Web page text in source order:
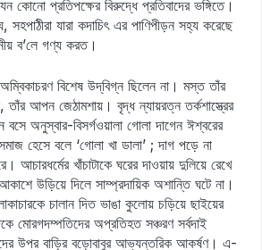
কোনো প্রতিপক্ষের বিরুদ্ধে প্রতিবাদের ভঙ্গিতে।
যারা কদাচিৎ এর পাণিপীড়ন সহ্য করেছে
ব’লে গণ্য করত।
বিশেষ উদ্‌‍বিগ্ন ছিলেন না। মস্ত তাঁর
আপন জেঠামশায়। বৃদ্ধ ন্যায়রত্ন তর্কশাস্ত্রের
বসে অনুস্বার-বিসর্গওয়ালা গোলা দাগেন ঈশ্বরের
হেসে বলে ‘গোলা খা ডালা’ ; দাগ পড়ে না
আচারধর্মের খাঁচাটাকে ঘরের দাওয়ায় দুলিয়ে রেখে
আকাশে উড়িয়ে দিলে সাম্প্রদায়িক অশান্তি ঘটে না।
চালান দিত ভাঙা কুলোয় চড়িয়ে ছাইয়ের
মোরগদম্পতিদের অপ্রতিহত সঞ্চরণ সর্বদাই
উপর বাড়ির বড়োবাবুর আভ্যন্তরিক আকর্ষণ। এ-